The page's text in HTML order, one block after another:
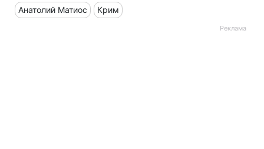
Анатолий Матиос Крим